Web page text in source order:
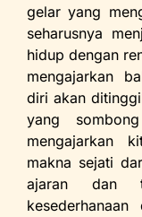
gelar yang
seharusnya
hidup dengan
mengajarkan
diri akan
yang
mengajarkan
makna sejati
ajaran dan